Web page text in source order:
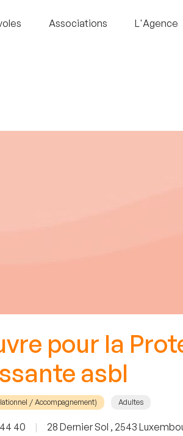
Associations L'Agence
pour la
asbl
/ Accompagnement) Adultes
40 | 28 Dernier Sol , 2543